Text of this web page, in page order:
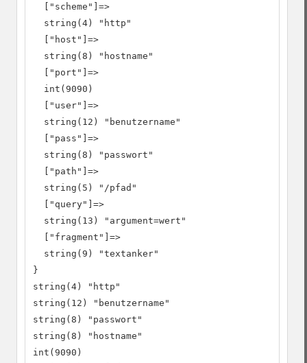
  ["scheme"]=>
  string(4) "http"
  ["host"]=>
  string(8) "hostname"
  ["port"]=>
  int(9090)
  ["user"]=>
  string(12) "benutzername"
  ["pass"]=>
  string(8) "passwort"
  ["path"]=>
  string(5) "/pfad"
  ["query"]=>
  string(13) "argument=wert"
  ["fragment"]=>
  string(9) "textanker"
}
string(4) "http"
string(12) "benutzername"
string(8) "passwort"
string(8) "hostname"
int(9090)